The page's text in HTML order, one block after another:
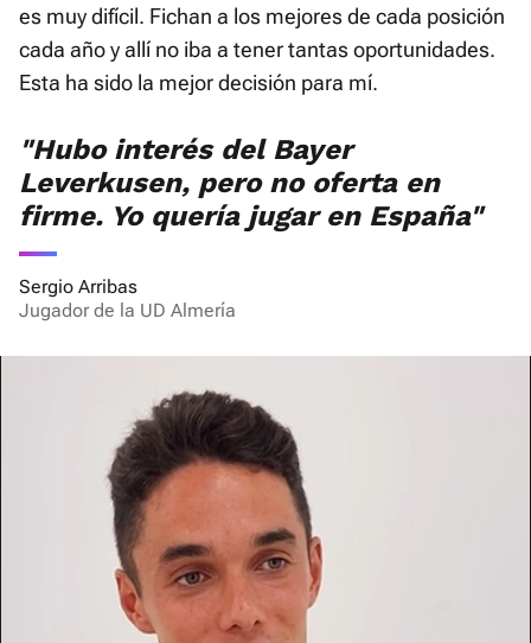
es muy difícil. Fichan a los mejores de cada posición
cada año y allí no iba a tener tantas oportunidades.
Esta ha sido la mejor decisión para mí.
"Hubo interés del Bayer
Leverkusen, pero no oferta en
firme. Yo quería jugar en España"
Sergio Arribas
Jugador de la UD Almería